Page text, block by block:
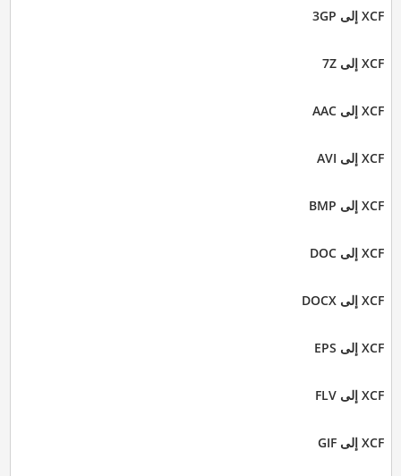
XCF إلى 3GP
XCF إلى 7Z
XCF إلى AAC
XCF إلى AVI
XCF إلى BMP
XCF إلى DOC
XCF إلى DOCX
XCF إلى EPS
XCF إلى FLV
XCF إلى GIF